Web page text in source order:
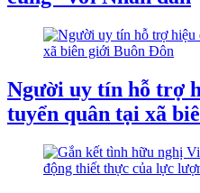
Người uy tín hỗ trợ
tuyển quân tại xã